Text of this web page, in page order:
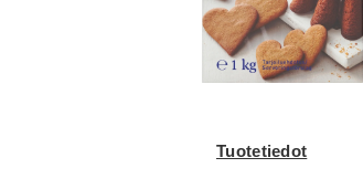
Tuotetiedot